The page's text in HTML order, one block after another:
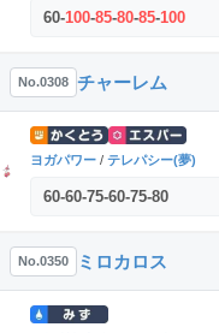
60-100-85-80-85-100
No.0308 チャーレム
ヨガパワー / テレパシー(夢)
60-60-75-60-75-80
No.0350 ミロカロス